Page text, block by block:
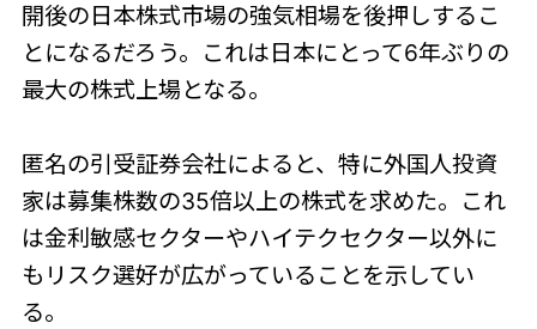
開後の日本株式市場の強気相場を後押しするこ
とになるだろう。これは日本にとって6年ぶりの
最大の株式上場となる。
匿名の引受証券会社によると、特に外国人投資
家は募集株数の35倍以上の株式を求めた。これ
は金利敏感セクターやハイテクセクター以外に
もリスク選好が広がっていることを示してい
る。